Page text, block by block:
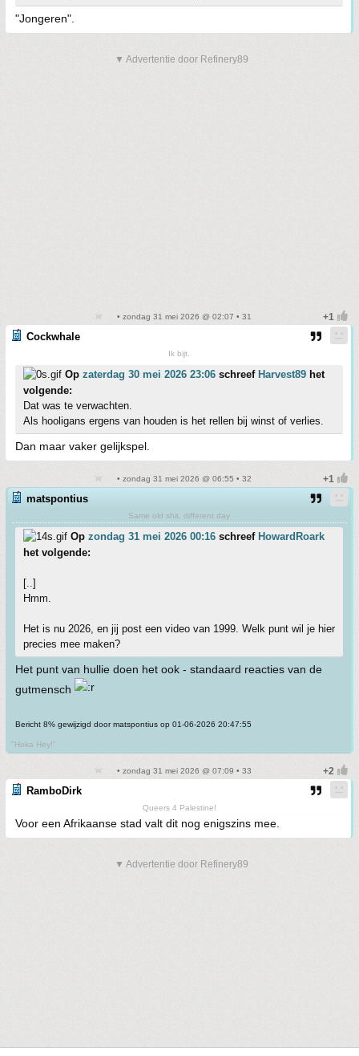
"Jongeren".
▼ Advertentie door Refinery89
• zondag 31 mei 2026 @ 02:07 • 31
Cockwhale
Ik bijt.
Op zaterdag 30 mei 2026 23:06 schreef Harvest89 het
volgende:
Dat was te verwachten.
Als hooligans ergens van houden is het rellen bij winst of verlies.
Dan maar vaker gelijkspel.
• zondag 31 mei 2026 @ 06:55 • 32
matspontius
Same old shit, different day
Op zondag 31 mei 2026 00:16 schreef HowardRoark
het volgende:
[..]
Hmm.
Het is nu 2026, en jij post een video van 1999. Welk punt wil je hier
precies mee maken?
Het punt van hullie doen het ook - standaard reacties van de
gutmensch
Bericht 8% gewijzigd door matspontius op 01-06-2026 20:47:55
"Hoka Hey!"
• zondag 31 mei 2026 @ 07:09 • 33
RamboDirk
Queers 4 Palestine!
Voor een Afrikaanse stad valt dit nog enigszins mee.
▼ Advertentie door Refinery89